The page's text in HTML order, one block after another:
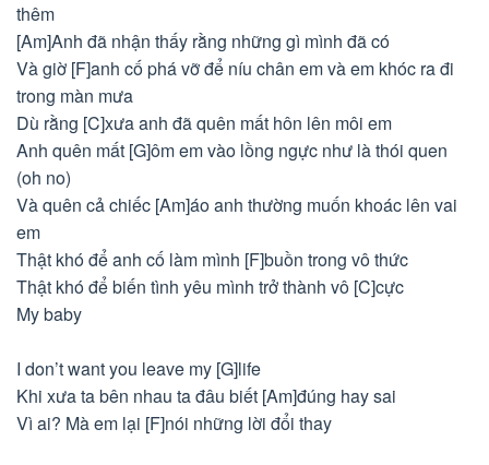
thêm
[Am]Anh đã nhận thấy rằng những gì mình đã có
Và giờ [F]anh cố phá vỡ để níu chân em và em khóc ra đi
trong màn mưa
Dù rằng [C]xưa anh đã quên mất hôn lên môi em
Anh quên mất [G]ôm em vào lồng ngực như là thói quen
(oh no)
Và quên cả chiếc [Am]áo anh thường muốn khoác lên vai
em
Thật khó để anh cố làm mình [F]buồn trong vô thức
Thật khó để biến tình yêu mình trở thành vô [C]cực
My baby
I don’t want you leave my [G]life
Khi xưa ta bên nhau ta đâu biết [Am]đúng hay sai
Vì ai? Mà em lại [F]nói những lời đổi thay